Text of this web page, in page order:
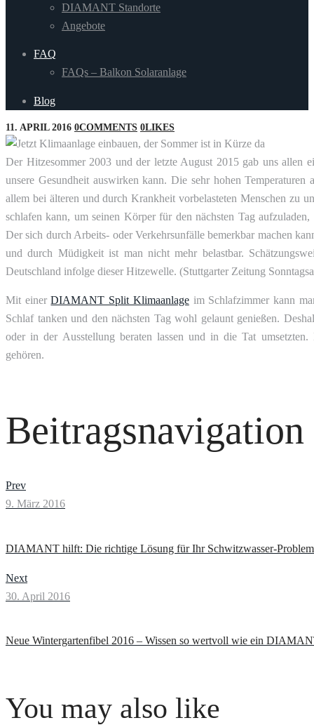
DIAMANT Standorte
Angebote
FAQ
FAQs – Balkon Solaranlage
Blog
11. APRIL 2016 0COMMENTS 0LIKES
Der Hitzesommer 2003 und der letzte August 2015 gab uns allen
unsere Gesundheit auswirken kann. Die sehr hohen
allem bei älteren und durch Krankheit vorbelasteten Menschen zu
schlafen kann, um seinen Körper für den nächsten Tag
Der sich durch Arbeits- oder Verkehrsunfälle bemerkbar machen
und durch Müdigkeit ist man nicht mehr belastbar.
Deutschland infolge dieser Hitzewelle. (Stuttgarter Zeitung
Mit einerDIAMANT Split Klimaanlageim Schlafzimmer kann
Schlaf tanken und den nächsten Tag wohl gelaunt genießen.
oder in der Ausstellung beraten lassen und in die Tat
gehören.
Beitragsnavigation
Prev
9. März 2016
DIAMANT hilft: Die richtige Lösung für Ihr Schwitzwasser-Problem
Next
30. April 2016
Neue Wintergartenfibel 2016 – Wissen so wertvoll wie ein
You may also like